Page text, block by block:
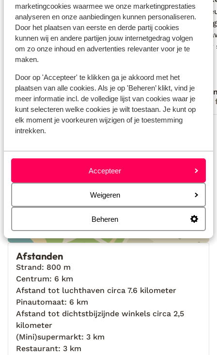
marketingcookies waarmee we onze marketingprestaties
analyseren en onze aanbiedingen kunnen personaliseren.
Door het plaatsen van eerste en derde partij cookies
kunnen wij en andere partijen jouw internetgedrag volgen
om zo onze inhoud en advertenties relevanter voor je te
maken.
Door op 'Accepteer' te klikken ga je akkoord met het
plaatsen van alle cookies. Als je op 'Beheren’ klikt, vind je
meer informatie incl. de volledige lijst van cookies waar je
kunt selecteren welke cookies je wilt toestaan. Je kunt op
elk moment je voorkeuren wijzigen of je toestemming
intrekken.
Accepteer
Weigeren
Beheren
De villa is mooi en netjes. Floriana die
ons ontbijt verzorgde is fantastisch. Wat
ik mis in de info is dat het huisje ligt aan
een zeer drukke weg, non stop verkeer
en veel herrie. Auto’s, vrachtwagens,
mogelijk om met raam open te slapen.
De villa is mooi en netjes. Floriana die
ons ontbijt verzorgde is fantastisch. Wat
ik mis in de info is dat het huisje ligt aan
een zeer drukke weg, non stop verkeer
en veel herrie. Auto’s, vrachtwagens,
mogelijk om...meer
Anoniem
Alleenstaande ouder
Villa
veel
amper
Villa
veel
amper
Bekijk alle 5 ervaringen
Bekijk op kaart
Afstanden
Strand: 800 m
Centrum: 6 km
Afstand tot luchthaven circa 7.6 kilometer
Pinautomaat: 6 km
Afstand tot dichtstbijzijnde winkels circa 2,5
kilometer
(Mini)supermarkt: 3 km
Restaurant: 3 km